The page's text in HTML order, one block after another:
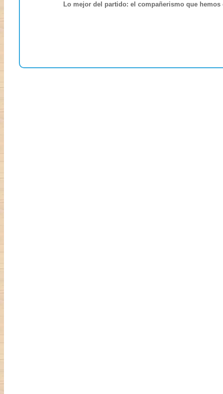
Lo mejor del partido: el compañerismo que hemos